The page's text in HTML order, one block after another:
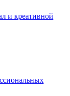
и креативной